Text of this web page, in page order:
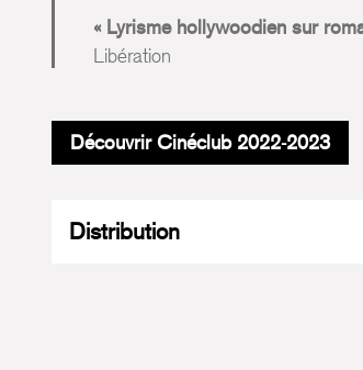
Lyrisme hollywoodien sur
Libération
Découvrir Cinéclub 2022-2023
Distribution